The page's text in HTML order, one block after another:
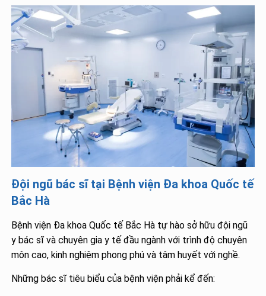
Đội ngũ bác sĩ tại Bệnh viện Đa khoa Quốc tế
Bắc Hà
Bệnh viện Đa khoa Quốc tế Bắc Hà tự hào sở hữu đội ngũ
y bác sĩ và chuyên gia y tế đầu ngành với trình độ chuyên
môn cao, kinh nghiệm phong phú và tâm huyết với nghề.
Những bác sĩ tiêu biểu của bệnh viện phải kể đến: